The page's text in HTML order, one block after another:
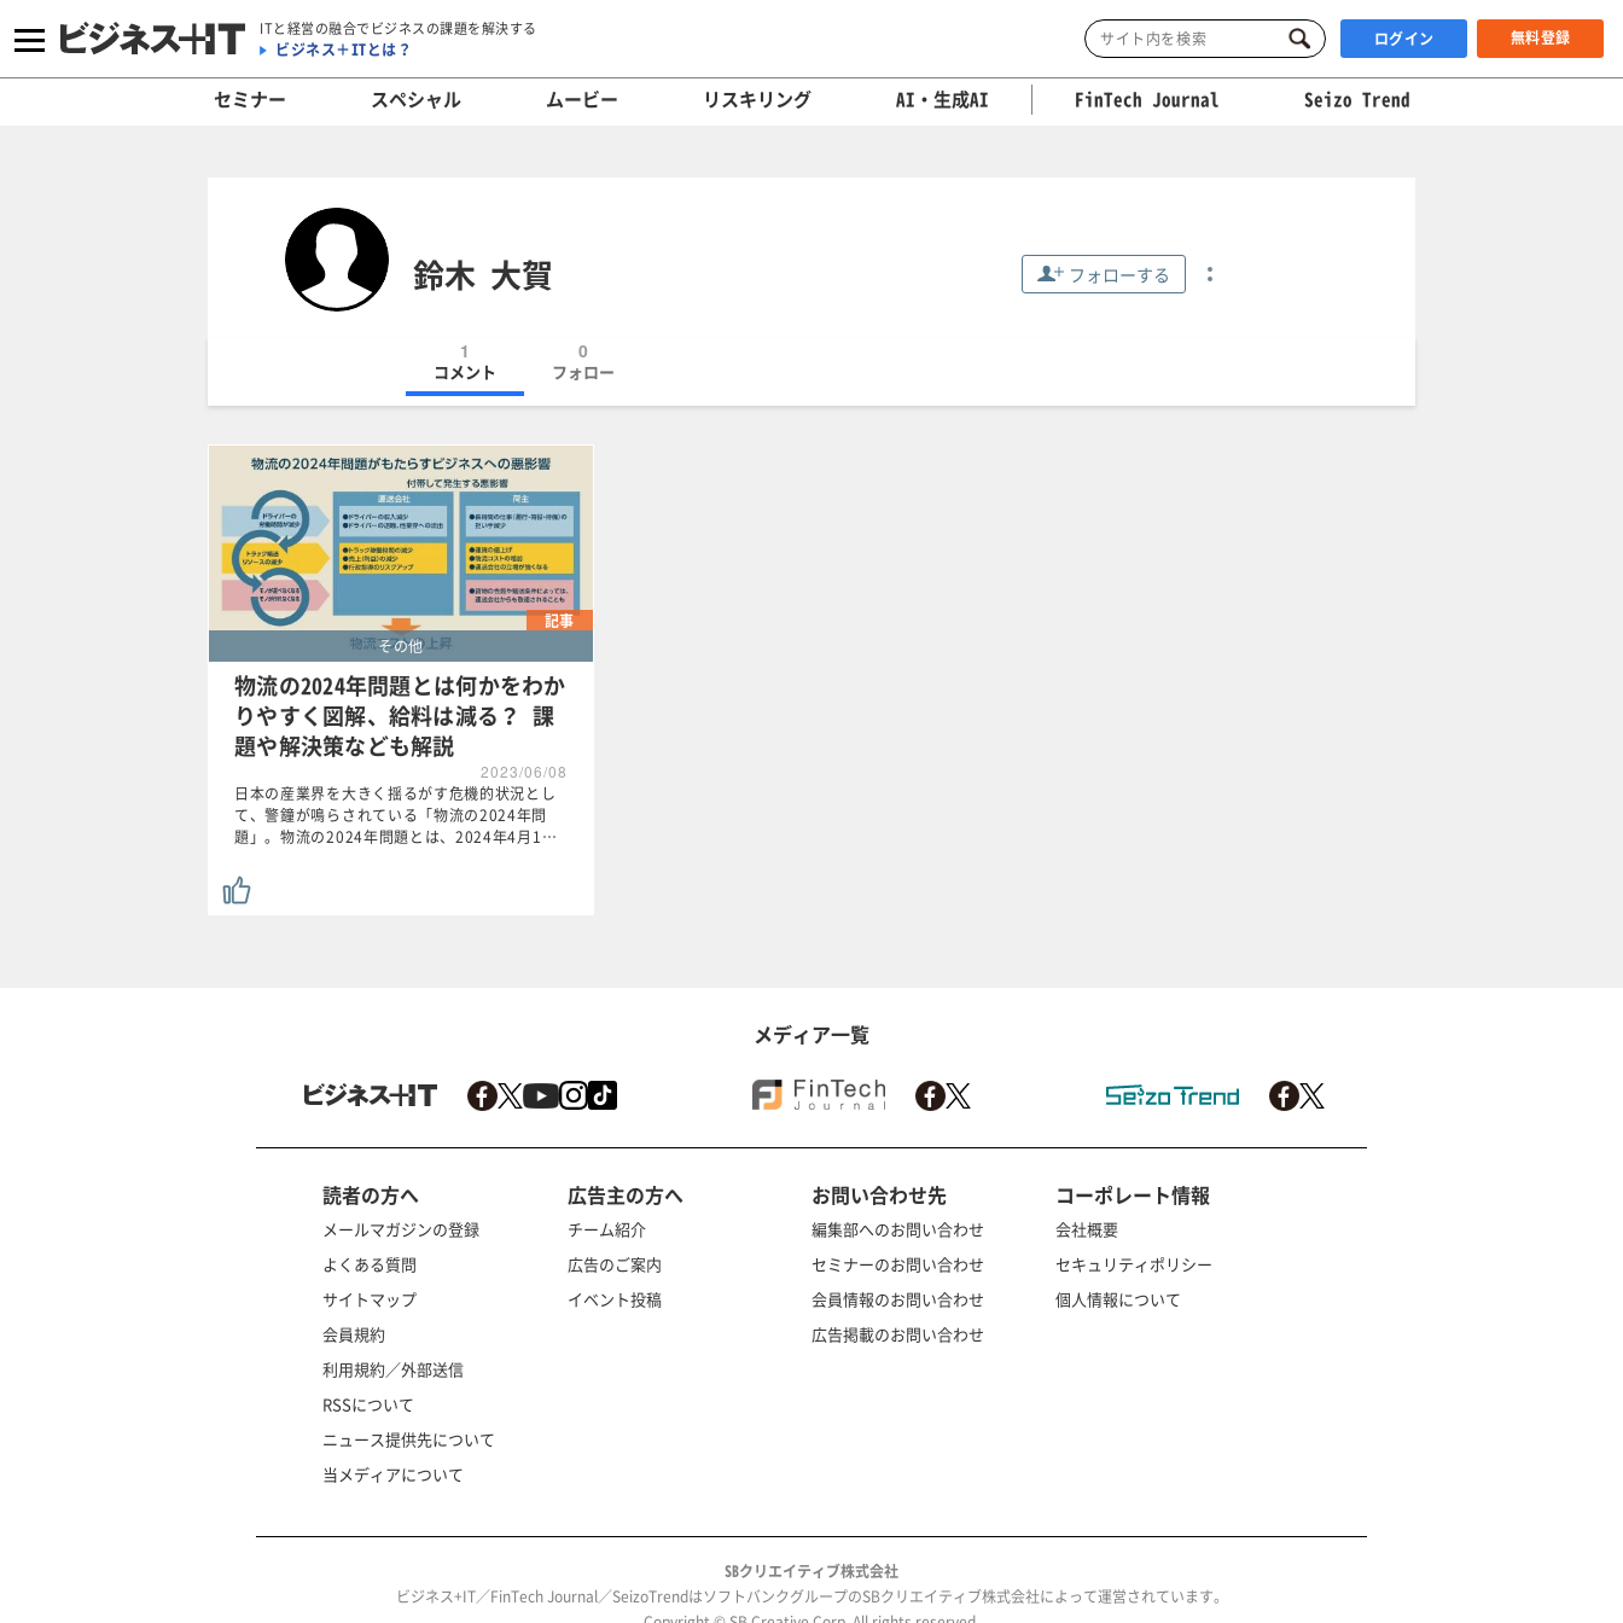
ITと経営の融合でビジネスの課題を解決する
ビジネス＋ITとは？ ログイン 無料登録
セミナー スペシャル ムービー リスキリング AI・生成AI FinTech Journal Seizo Trend
鈴木 大賀 フォローする
1
コメント
0
フォロー
記事
その他
物流の2024年問題とは何かをわか
りやすく図解、給料は減る？ 課
題や解決策なども解説
2023/06/08
日本の産業界を大きく揺るがす危機的状況とし
て、警鐘が鳴らされている「物流の2024年問
題」。物流の2024年問題とは、2024年4月1…
メディア一覧
読者の方へ
メールマガジンの登録
よくある質問
サイトマップ
会員規約
利用規約／外部送信
RSSについて
ニュース提供先について
当メディアについて
広告主の方へ
チーム紹介
広告のご案内
イベント投稿
お問い合わせ先
編集部へのお問い合わせ
セミナーのお問い合わせ
会員情報のお問い合わせ
広告掲載のお問い合わせ
コーポレート情報
会社概要
セキュリティポリシー
個人情報について
SBクリエイティブ株式会社
ビジネス+IT／FinTech Journal／SeizoTrendはソフトバンクグループのSBクリエイティブ株式会社によって運営されています。